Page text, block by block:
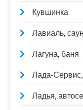
Кувшинка
Лавиаль,
Лагуна, баня
Лада-
Ладья,